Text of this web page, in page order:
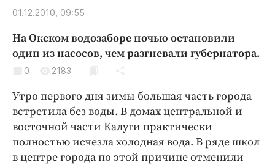
Народные новости
Авто и транспорт
Благоустройство
Криминал
Недвижимость и ЖКХ
Образование
Общество
Погода
01.12.2010, 09:55
На Окском водозаборе ночью остановили
один из насосов, чем разгневали губернатора.
0 2183
Утро первого дня зимы большая часть города
встретила без воды. В домах центральной и
восточной части Калуги практически
полностью исчезла холодная вода. В ряде школ
в центре города по этой причине отменили